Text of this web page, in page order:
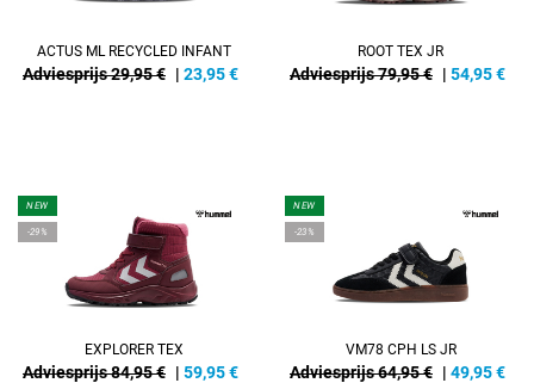
ACTUS ML RECYCLED INFANT
Adviesprijs 29,95 € | 23,95€
ROOT TEX JR
Adviesprijs 79,95 € | 54,95€
NEW
-29%
EXPLORER TEX
Adviesprijs 84,95 € | 59,95€
NEW
-23%
VM78 CPH LS JR
Adviesprijs 64,95 € | 49,95€